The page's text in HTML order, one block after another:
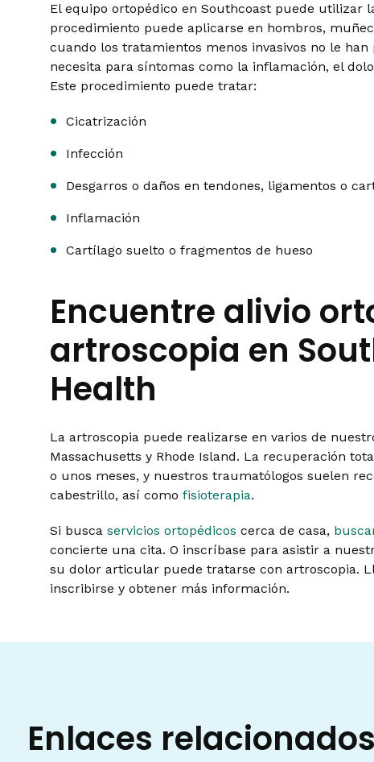
El equipo ortopédico en Southcoast puede utilizar
procedimiento puede aplicarse en hombros,
cuando los tratamientos menos invasivos no le
necesita para síntomas como la inflamación, el
Este procedimiento puede tratar:
Cicatrización
Infección
Desgarros o daños en tendones, ligamentos o
Inflamación
Cartílago suelto o fragmentos de hueso
Encuentre alivio
artroscopia en
Health
La artroscopia puede realizarse en varios de
Massachusetts y Rhode Island. La recuperación
o unos meses, y nuestros traumatólogos suelen
cabestrillo, así como fisioterapia.
Si busca servicios ortopédicos cerca de casa,
concierte una cita. O inscríbase para asistir a
su dolor articular puede tratarse con artroscopia.
inscribirse y obtener más información.
Enlaces relacionados